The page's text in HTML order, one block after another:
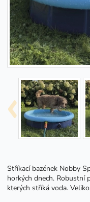
Stříkací bazének Nobby
horkých dnech. Robustní
kterých stříká voda.